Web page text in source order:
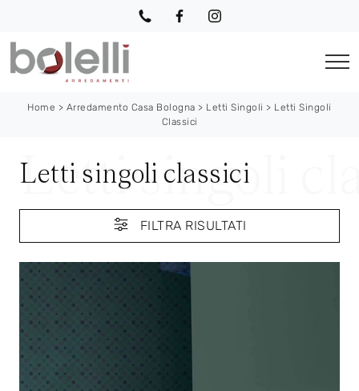
Home > Arredamento Casa Bologna > Letti Singoli > Letti Singoli
Classici
Letti singoli classici
FILTRA RISULTATI